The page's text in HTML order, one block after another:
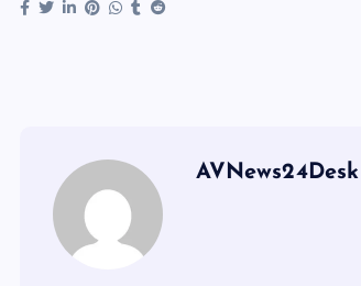
AVNews24Desk